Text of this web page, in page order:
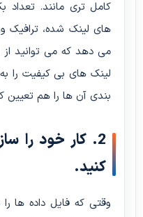
کامل تری مانند. تعداد
های لینک شده، ترافیک
می دهد که می توانید
لینک های بی کیفیت را
بندی آن ها را هم تعیین
2. کار خود را
کنید.
وقتی که فایل داده ها